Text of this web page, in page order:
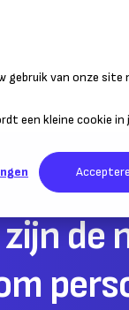
gebruik van onze
een kleine cookie
ondernemen
de